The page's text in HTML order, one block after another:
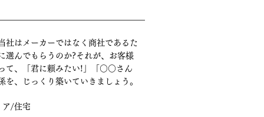
社はメーカーではなく商社であるた
選んでもらうのか?それが、お客様
て、「君に頼みたい!」「○○さん
、じっくり築いていきましょう。
/住宅